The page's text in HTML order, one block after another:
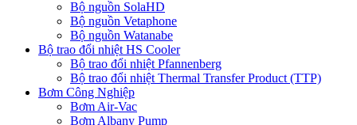
Bộ nguồn SolaHD
Bộ nguồn Vetaphone
Bộ nguồn Watanabe
Bộ trao đổi nhiệt HS Cooler
Bộ trao đổi nhiệt Pfannenberg
Bộ trao đổi nhiệt Thermal Transfer Product (TTP)
Bơm Công Nghiệp
Bơm Air-Vac
Bơm Albany Pump